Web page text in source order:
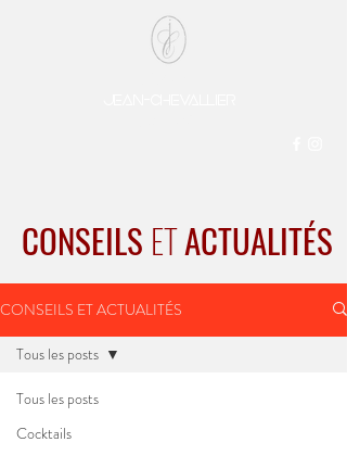
CONSEILS ET ACTUALITÉS
Tous les posts
Cocktails
Tous les posts
CONSEILS ETACTUALITÉS